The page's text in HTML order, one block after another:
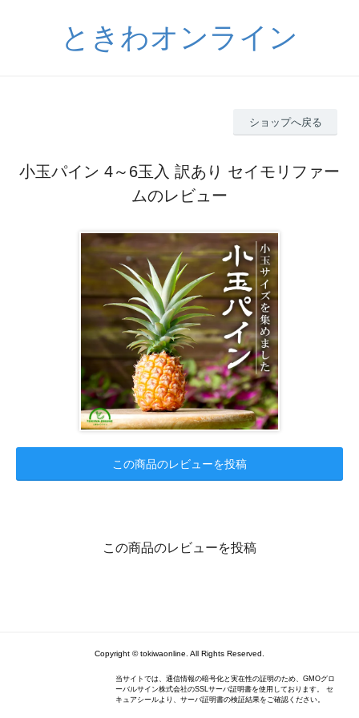
ときわオンライン
ショップへ戻る
小玉パイン 4～6玉入 訳あり セイモリファー
ムのレビュー
この商品のレビューを投稿
この商品のレビューを投稿
Copyright © tokiwaonline. All Rights Reserved.
当サイトでは、通信情報の暗号化と実在性の証明のため、GMOグロ
ーバルサイン株式会社のSSLサーバ証明書を使用しております。 セ
キュアシールより、サーバ証明書の検証結果をご確認ください。